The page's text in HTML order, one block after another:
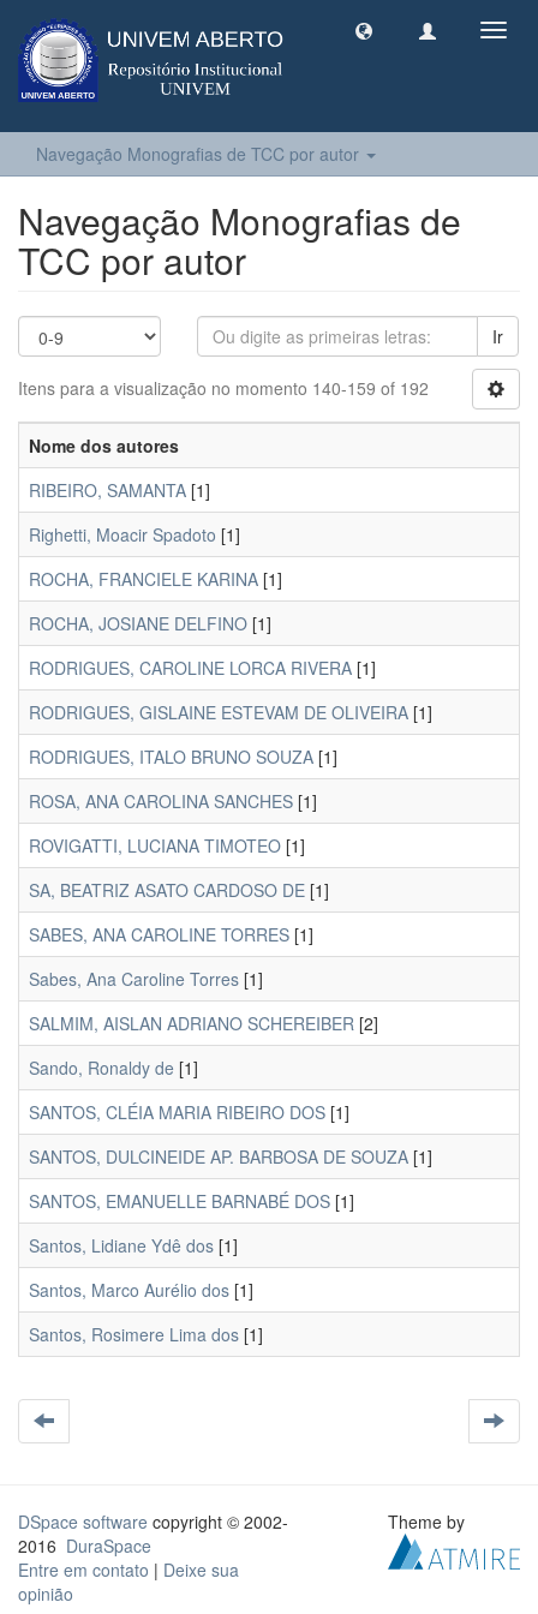
Navegação Monografias de TCC por autor
Navegação Monografias de
TCC por autor
Ir
Itens para a visualização no momento 140-159 of 192
Nome dos autores
RIBEIRO, SAMANTA [1]
Righetti, Moacir Spadoto [1]
ROCHA, FRANCIELE KARINA [1]
ROCHA, JOSIANE DELFINO [1]
RODRIGUES, CAROLINE LORCA RIVERA [1]
RODRIGUES, GISLAINE ESTEVAM DE OLIVEIRA [1]
RODRIGUES, ITALO BRUNO SOUZA [1]
ROSA, ANA CAROLINA SANCHES [1]
ROVIGATTI, LUCIANA TIMOTEO [1]
SA, BEATRIZ ASATO CARDOSO DE [1]
SABES, ANA CAROLINE TORRES [1]
Sabes, Ana Caroline Torres [1]
SALMIM, AISLAN ADRIANO SCHEREIBER [2]
Sando, Ronaldy de [1]
SANTOS, CLÉIA MARIA RIBEIRO DOS [1]
SANTOS, DULCINEIDE AP. BARBOSA DE SOUZA [1]
SANTOS, EMANUELLE BARNABÉ DOS [1]
Santos, Lidiane Ydê dos [1]
Santos, Marco Aurélio dos [1]
Santos, Rosimere Lima dos [1]
DSpace software copyright © 2002-
2016 DuraSpace
Entre em contato | Deixe sua
opinião
Theme by